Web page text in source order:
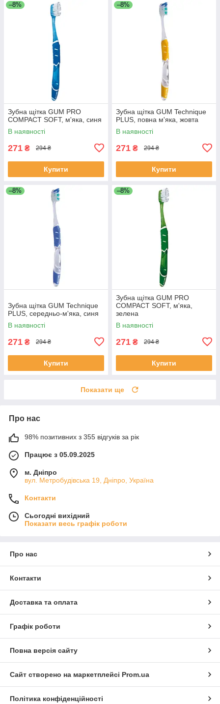
–8%
Зубна щітка GUM PRO
COMPACT SOFT, м'яка, синя
В наявності
271 ₴ 294 ₴
Купити
–8%
Зубна щітка GUM Technique
PLUS, повна м'яка, жовта
В наявності
271 ₴ 294 ₴
Купити
–8%
Зубна щітка GUM Technique
PLUS, середньо-м'яка, синя
В наявності
271 ₴ 294 ₴
Купити
–8%
Зубна щітка GUM PRO
COMPACT SOFT, м'яка,
зелена
В наявності
271 ₴ 294 ₴
Купити
Показати ще
Про нас
98% позитивних з 355 відгуків за рік
Працює з 05.09.2025
м. Дніпро
вул. Метробудівська 19, Дніпро, Україна
Контакти
Сьогодні вихідний
Показати весь графік роботи
Про нас
Контакти
Доставка та оплата
Графік роботи
Повна версія сайту
Сайт створено на маркетплейсі Prom.ua
Політика конфіденційності